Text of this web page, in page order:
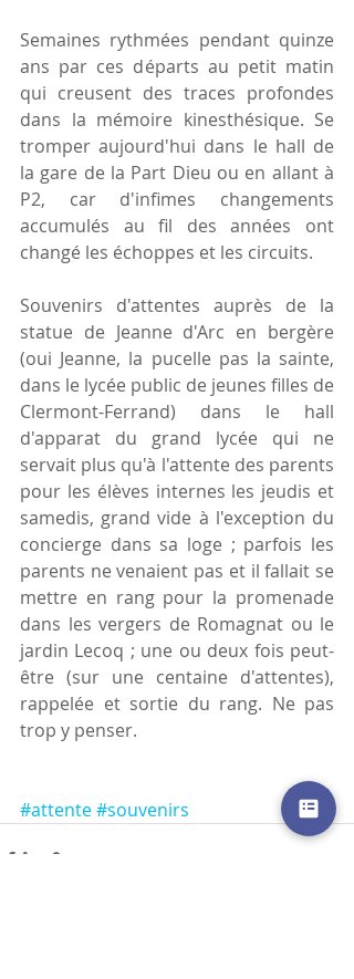
Semaines rythmées pendant quinze
ans par ces départs au petit matin
qui creusent des traces profondes
dans la mémoire kinesthésique. Se
tromper aujourd'hui dans le hall de
la gare de la Part Dieu ou en allant à
P2, car d'infimes changements
accumulés au fil des années ont
changé les échoppes et les circuits.
Souvenirs d'attentes auprès de la
statue de Jeanne d'Arc en bergère
(oui Jeanne, la pucelle pas la sainte,
dans le lycée public de jeunes filles de
Clermont-Ferrand) dans le hall
d'apparat du grand lycée qui ne
servait plus qu'à l'attente des parents
pour les élèves internes les jeudis et
samedis, grand vide à l'exception du
concierge dans sa loge ; parfois les
parents ne venaient pas et il fallait se
mettre en rang pour la promenade
dans les vergers de Romagnat ou le
jardin Lecoq ; une ou deux fois peut-
être (sur une centaine d'attentes),
rappelée et sortie du rang. Ne pas
trop y penser.
#attente#souvenirs